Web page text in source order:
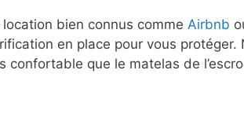
bien connus comme Airbnb
en place pour vous protéger.
confortable que le matelas de